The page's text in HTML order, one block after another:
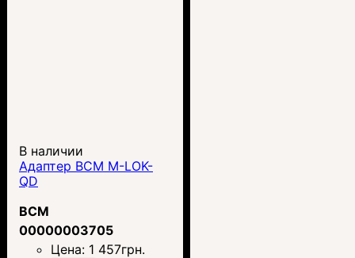
В наличии
Адаптер BCM M-LOK-
QD
BCM
00000003705
Цена: 1 457грн.